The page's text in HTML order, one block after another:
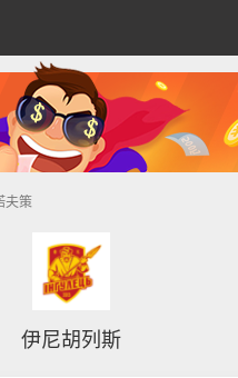
夫策
伊尼胡列斯